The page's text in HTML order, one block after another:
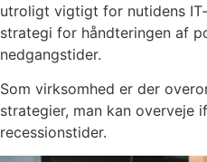
utroligt vigtigt for nutidens
strategi for håndteringen af
nedgangstider.
Som virksomhed er der
strategier, man kan overveje
recessionstider.